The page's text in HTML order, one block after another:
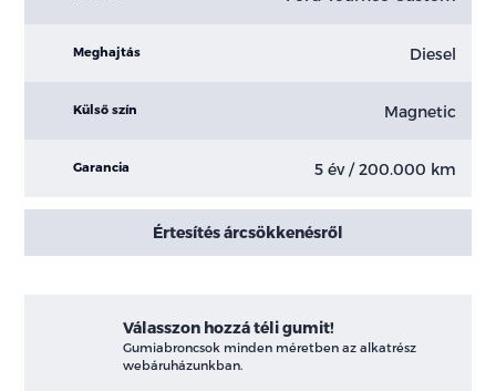
Meghajtás Diesel
Külső szín Magnetic
Garancia 5 év / 200.000 km
Értesítés árcsökkenésről
Válasszon hozzá téli gumit!
Gumiabroncsok minden méretben az alkatrész
webáruházunkban.